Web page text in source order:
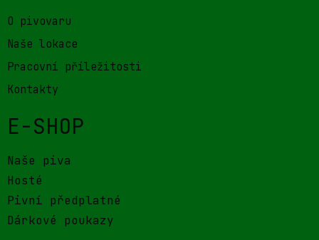
O pivovaru
Naše lokace
Pracovní příležitosti
Kontakty
E-SHOP
Naše piva
Hosté
Pivní předplatné
Dárkové poukazy